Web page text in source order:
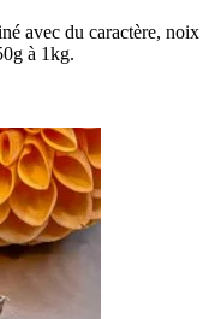
avec du caractère, noix
à 1kg.